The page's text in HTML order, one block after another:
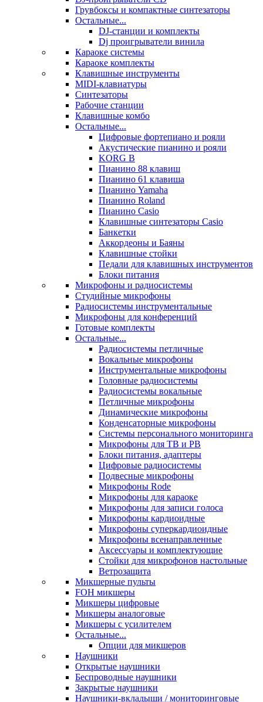
Грувбоксы и компактные синтезаторы
Остальные...
DJ-станции и комплекты
Dj проигрыватели винила
Караоке системы
Караоке комплекты
Клавишные инструменты
MIDI-клавиатуры
Синтезаторы
Рабочие станции
Клавишные комбо
Остальные...
Цифровые фортепиано и рояли
Акустические пианино и рояли
KORG B
Пианино 88 клавиш
Пианино 61 клавиша
Пианино Yamaha
Пианино Roland
Пианино Casio
Клавишные синтезаторы Casio
Банкетки
Аккордеоны и Баяны
Клавишные стойки
Педали для клавишных инструментов
Блоки питания
Микрофоны и радиосистемы
Студийные микрофоны
Радиосистемы инструментальные
Микрофоны для конференций
Готовые комплекты
Остальные...
Радиосистемы петличные
Вокальные микрофоны
Инструментальные микрофоны
Головные радиосистемы
Радиосистемы вокальные
Петличные микрофоны
Динамические микрофоны
Конденсаторные микрофоны
Системы персонального мониторинга
Микрофоны для ТВ и РВ
Блоки питания, адаптеры
Цифровые радиосистемы
Подвесные микрофоны
Микрофоны Rode
Микрофоны для караоке
Микрофоны для записи голоса
Микрофоны кардиоидные
Микрофоны суперкардиоидные
Микрофоны всенаправленные
Аксессуары и комплектующие
Стойки для микрофонов настольные
Ветрозащита
Микшерные пульты
FOH микшеры
Микшеры цифровые
Микшеры аналоговые
Микшеры с усилителем
Остальные...
Опции для микшеров
Наушники
Открытые наушники
Беспроводные наушники
Закрытые наушники
Наушники-вкладыши / мониторинговые